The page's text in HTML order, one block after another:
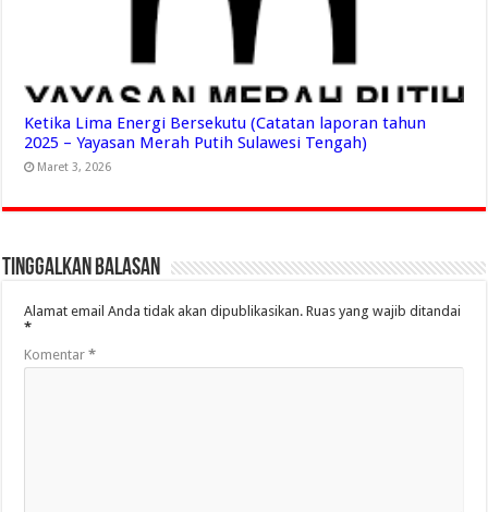
Ketika Lima Energi Bersekutu (Catatan laporan tahun
2025 – Yayasan Merah Putih Sulawesi Tengah)
Maret 3, 2026
Tinggalkan Balasan
Alamat email Anda tidak akan dipublikasikan. Ruas yang wajib ditandai
*
Komentar*